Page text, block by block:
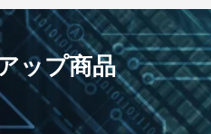
ップ商品